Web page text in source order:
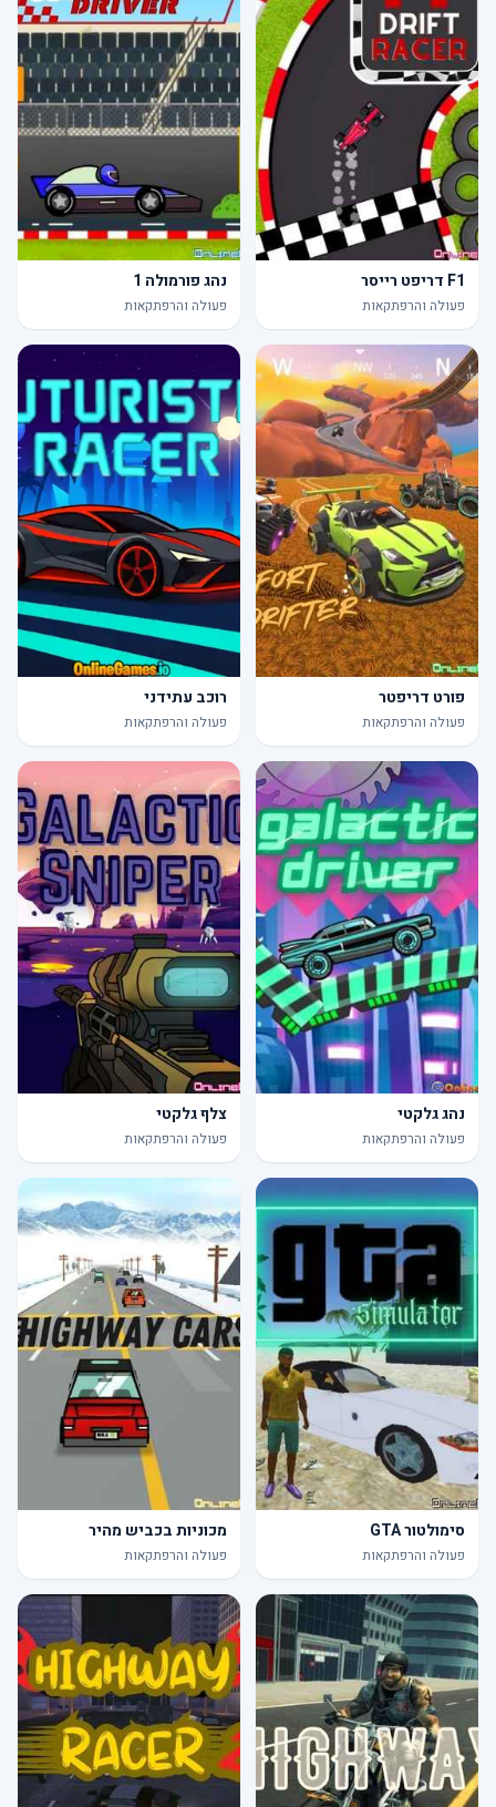
F1 דריפט רייסר
פעולה והרפתקאות
נהג פורמולה 1
פעולה והרפתקאות
פורט דריפטר
פעולה והרפתקאות
רוכב עתידני
פעולה והרפתקאות
נהג גלקטי
פעולה והרפתקאות
צלף גלקטי
פעולה והרפתקאות
סימולטור GTA
פעולה והרפתקאות
מכוניות בכביש מהיר
פעולה והרפתקאות